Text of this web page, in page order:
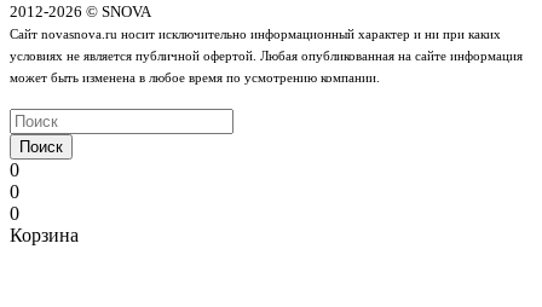
2012-2026 © SNOVA
Сайт novasnova.ru носит исключительно информационный характер и ни при каких
условиях не является публичной офертой. Любая опубликованная на сайте информация
может быть изменена в любое время по усмотрению компании.
Поиск
0
0
0
Корзина